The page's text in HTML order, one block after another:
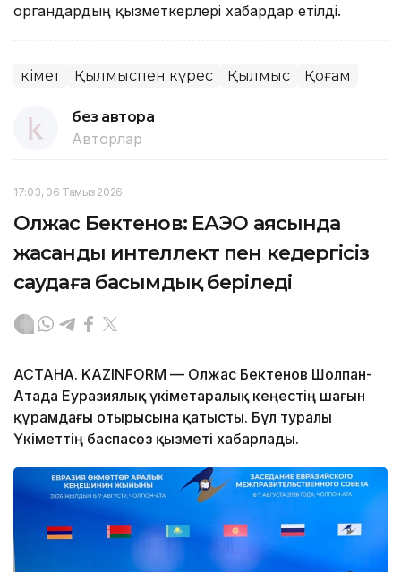
органдардың қызметкерлері хабардар етілді.
Үкімет Қылмыспен күрес Қылмыс Қоғам
без автора
Авторлар
17:03, 06 Тамыз 2026
Олжас Бектенов: ЕАЭО аясында
жасанды интеллект пен кедергісіз
саудаға басымдық беріледі
АСТАНА. KAZINFORM — Олжас Бектенов Шолпан-
Атада Еуразиялық үкіметаралық кеңестің шағын
құрамдағы отырысына қатысты. Бұл туралы
Үкіметтің баспасөз қызметі хабарлады.